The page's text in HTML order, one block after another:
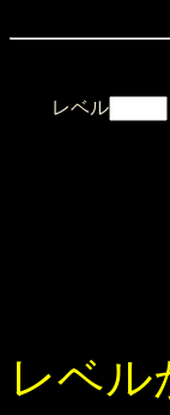
レベル
レベ